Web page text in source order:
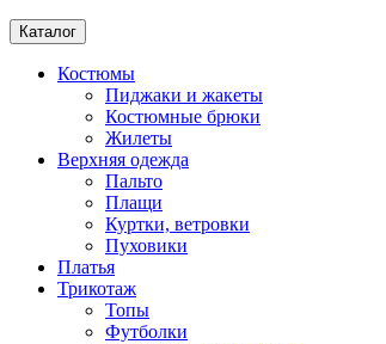
Каталог
Костюмы
Пиджаки и жакеты
Костюмные брюки
Жилеты
Верхняя одежда
Пальто
Плащи
Куртки, ветровки
Пуховики
Платья
Трикотаж
Топы
Футболки